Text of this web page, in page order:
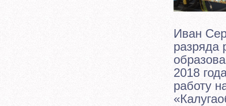
Иван
разряда
2018
работу